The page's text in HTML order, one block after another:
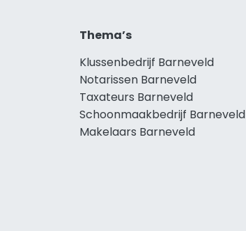
Thema’s
Klussenbedrijf Barneveld
Notarissen Barneveld
Taxateurs Barneveld
Schoonmaakbedrijf Barneveld
Makelaars Barneveld